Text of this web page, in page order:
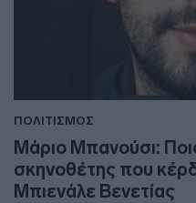
ΠΟΛΙΤΙΣΜΟΣ
Μάριο Μπανούσι:
σκηνοθέτης που
Μπιενάλε Βενετίας